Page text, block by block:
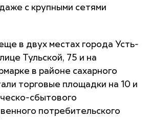
с крупными сетями
в двух местах города Усть-
Тульской, 75 и на
в районе сахарного
торговые площадки на 10 и
сбытового
потребительского